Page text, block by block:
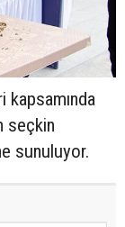
kapsamında
seçkin
sunuluyor.